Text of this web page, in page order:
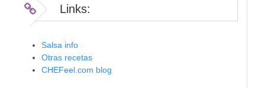
Links:
Salsa info
Otras recetas
CHEFeel.com blog